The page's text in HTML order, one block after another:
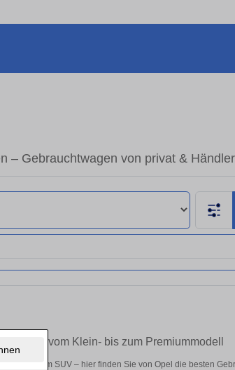
– Gebrauchtwagen von privat & Händler
Opel – vom Klein- bis zum Premiummodell
bis hin zum SUV – hier finden Sie von Opel die besten